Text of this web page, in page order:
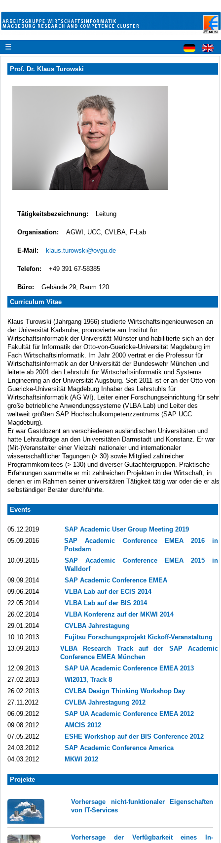
☰
Prof. Dr. Klaus Turowski
Tätigkeitsbezeichnung: Leitung
Organisation: AGWI, UCC, CVLBA, F-Lab
E-Mail: klaus.turowski@ovgu.de
Telefon: +49 391 67-58385
Büro:
Gebäude 29, Raum 120
Curriculum Vitae
Klaus Turowski (Jahrgang 1966) studierte Wirtschaftsingenieurwesen an
der Universität Karlsruhe, promovierte am Institut für
Wirtschaftsinformatik der Universität Münster und habilitierte sich an der
Fakultät für Informatik der Otto-von-Guericke-Universität Magdeburg im
Fach Wirtschaftsinformatik. Im Jahr 2000 vertrat er die Professur für
Wirtschaftsinformatik an der Universität der Bundeswehr München und
leitete ab 2001 den Lehrstuhl für Wirtschaftsinformatik und Systems
Engineering an der Universität Augsburg. Seit 2011 ist er an der Otto-von-
Guericke-Universität Magdeburg Inhaber des Lehrstuhls für
Wirtschaftsinformatik (AG WI), Leiter einer Forschungseinrichtung für sehr
große betriebliche Anwendungssysteme (VLBA Lab) und Leiter des
weltweit größten SAP Hochschulkompetenzzentrums (SAP UCC
Magdeburg).
Er war Gastdozent an verschiedenen ausländischen Universitäten und
hatte Lehraufträge an den Universitäten Darmstadt und Konstanz. Er war
(Mit-)Veranstalter einer Vielzahl nationaler und internationaler
wissenschaftlicher Tagungen (> 30) sowie Mitglied zahlreicher
Programmkomitees (> 130) und diverser Gutachtergruppen. Praktische
Erfahrungen sammelte er mit zahlreichen Projekten in der Wirtschaft, in
denen er im Rahmen seiner universitären Tätigkeit tätig war oder die er als
selbständiger Berater durchführte.
Events
05.12.2019
SAP Academic User Group Meeting 2019
05.09.2016
SAP Academic Conference EMEA 2016 in
Potsdam
10.09.2015
SAP Academic Conference EMEA 2015 in
Walldorf
09.09.2014
SAP Academic Conference EMEA
09.06.2014
VLBA Lab auf der ECIS 2014
22.05.2014
VLBA Lab auf der BIS 2014
26.02.2014
VLBA Konferenz auf der MKWI 2014
29.01.2014
CVLBA Jahrestagung
10.10.2013
Fujitsu Forschungsprojekt Kickoff-Veranstaltung
13.09.2013
VLBA Research Track auf der SAP Academic
Conference EMEA München
12.09.2013
SAP UA Academic Conference EMEA 2013
27.02.2013
WI2013, Track 8
26.02.2013
CVLBA Design Thinking Workshop Day
27.11.2012
CVLBA Jahrestagung 2012
06.09.2012
SAP UA Academic Conference EMEA 2012
09.08.2012
AMCIS 2012
07.05.2012
ESHE Workshop auf der BIS Conference 2012
24.03.2012
SAP Academic Conference America
04.03.2012
MKWI 2012
Projekte
Vorhersage nicht-funktionaler Eigenschaften
von IT-Services
Vorhersage der Verfügbarkeit eines In-